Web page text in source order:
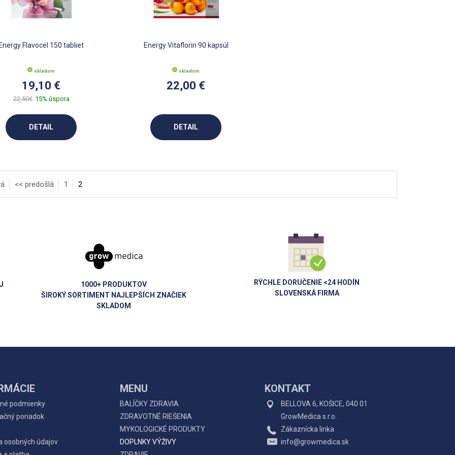
Energy Flavocel 150 tabliet
skladom
19,10 €
22,50€ 15% úspora
DETAIL
Energy Vitaflorin 90 kapsúl
skladom
22,00 €
DETAIL
<< predošlá 1 2
1000+ PRODUKTOV
ŠIROKÝ SORTIMENT NAJLEPŠÍCH ZNAČIEK
SKLADOM
RÝCHLE DORUČENIE <24 HODÍN
SLOVENSKÁ FIRMA
podmienky
poriadok
osobných údajov
MENU
BALÍČKY ZDRAVIA
ZDRAVOTNÉ RIEŠENIA
MYKOLOGICKÉ PRODUKTY
DOPLNKY VÝŽIVY
KONTAKT
BELLOVA 6, KOŠICE, 040 01
GrowMedica s.r.o.
Zákaznícka linka
info@growmedica.sk